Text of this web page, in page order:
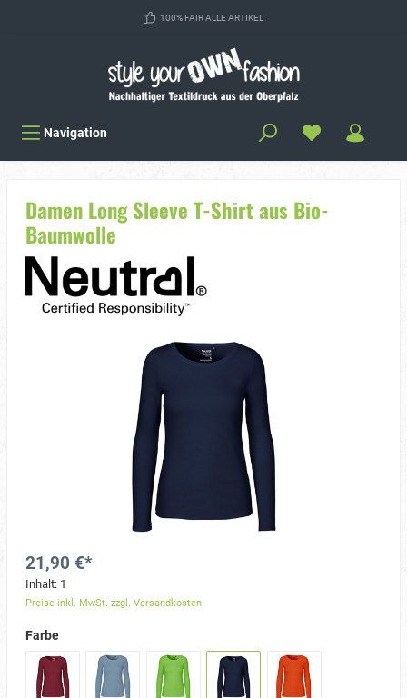
100% FAIR ALLE ARTIKEL
Navigation
Damen Long Sleeve T-Shirt aus Bio-
Baumwolle
21,90 €*
Inhalt: 1
Preise inkl. MwSt. zzgl. Versandkosten
Farbe